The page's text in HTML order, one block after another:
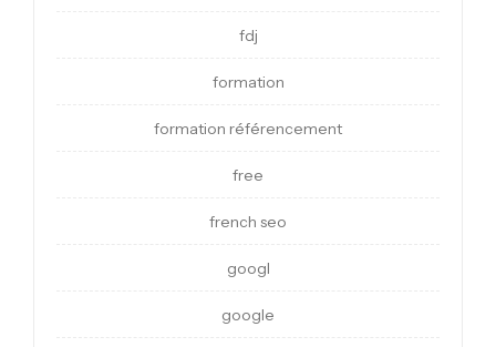
fdj
formation
formation référencement
free
french seo
googl
google